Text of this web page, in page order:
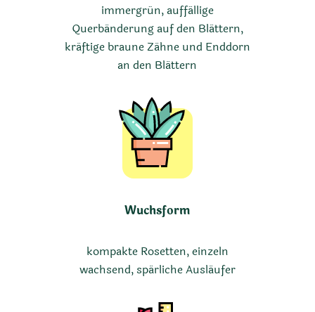
immergrün, auffällige
Querbänderung auf den Blättern,
kräftige braune Zähne und Enddorn
an den Blättern
Wuchsform
kompakte Rosetten, einzeln
wachsend, spärliche Ausläufer